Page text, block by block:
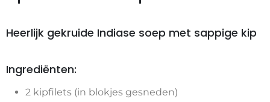
Heerlijk gekruide Indiase soep met sappige kip
Ingrediënten:
2 kipfilets (in blokjes gesneden)